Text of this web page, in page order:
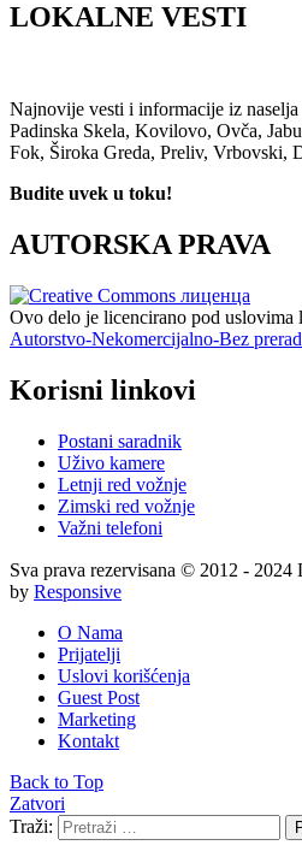
LOKALNE VESTI
Najnovije vesti i informacije iz
Padinska Skela, Kovilovo, Ovča,
Fok, Široka Greda, Preliv, Vrbovski,
Budite uvek u toku!
AUTORSKA PRAVA
Ovo delo je licencirano pod uslovima
Autorstvo-Nekomercijalno-Bez
Korisni linkovi
Postani saradnik
Uživo kamere
Letnji red vožnje
Zimski red vožnje
Važni telefoni
Sva prava rezervisana © 2012 -
by Responsive
O Nama
Prijatelji
Uslovi korišćenja
Guest Post
Marketing
Kontakt
Back to Top
Zatvori
Traži: